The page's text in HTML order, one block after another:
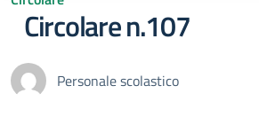
Circolare n.107
Personale scolastico